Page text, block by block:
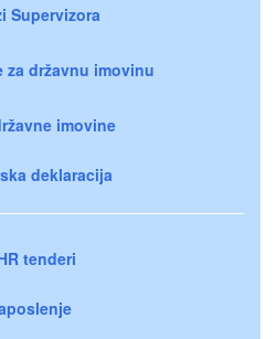
Supervizora
za državnu imovinu
imovine
deklaracija
tenderi